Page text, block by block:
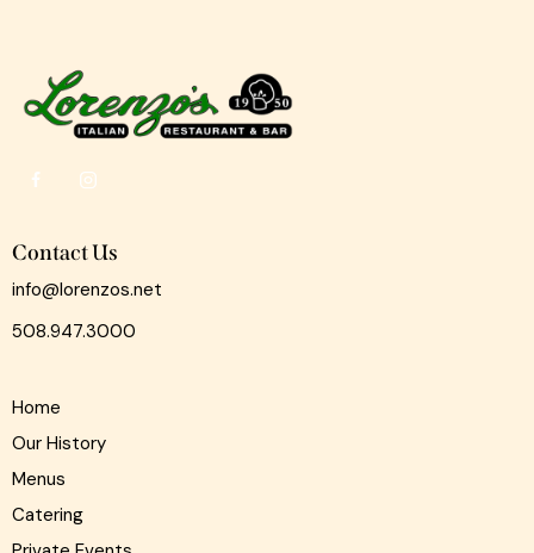
Contact Us
info@lorenzos.net
508.947.3000
Home
Our History
Menus
Catering